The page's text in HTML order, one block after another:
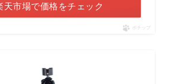
天市場で価格をチェック
ポチップ